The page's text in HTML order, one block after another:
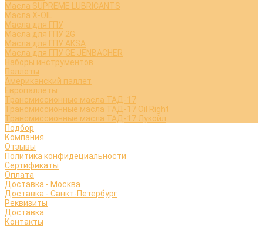
Масла SUPREME LUBRICANTS
Масла X-OIL
Масла для ГПУ
Масла для ГПУ 2G
Масла для ГПУ AKSA
Масла для ГПУ GE JENBACHER
Наборы инструментов
Паллеты
Американский паллет
Европаллеты
Трансмиссионные масла ТАД-17
Трансмиссионные масла ТАД-17 Oil Right
Трансмиссионные масла ТАД-17 Лукойл
Подбор
Компания
Отзывы
Политика конфидециальности
Сертификаты
Оплата
Доставка - Москва
Доставка - Санкт-Петербург
Реквизиты
Доставка
Контакты